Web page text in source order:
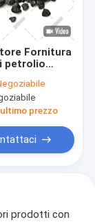
Fornitura
petrolio
semi-
di
prezzo
prodotti con